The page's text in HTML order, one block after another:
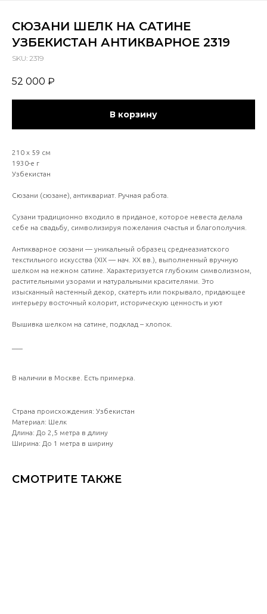
СЮЗАНИ ШЕЛК НА САТИНЕ
УЗБЕКИСТАН АНТИКВАРНОЕ 2319
SKU: 2319
52 000 ₽
В корзину
210 х 59 см
1930-е г
Узбекистан
Сюзани (сюзане), антиквариат. Ручная работа.
Сузани традиционно входило в приданое, которое невеста делала
себе на свадьбу, символизируя пожелания счастья и благополучия.
Антикварное сюзани — уникальный образец среднеазиатского
текстильного искусства (XIX — нач. XX вв.), выполненный вручную
шелком на нежном сатине. Характеризуется глубоким символизмом,
растительными узорами и натуральными красителями. Это
изысканный настенный декор, скатерть или покрывало, придающее
интерьеру восточный колорит, историческую ценность и уют
Вышивка шелком на сатине, подклад – хлопок.
В наличии в Москве. Есть примерка.
Страна происхождения: Узбекистан
Материал: Шелк
Длина: До 2,5 метра в длину
Ширина: До 1 метра в ширину
СМОТРИТЕ ТАКЖЕ